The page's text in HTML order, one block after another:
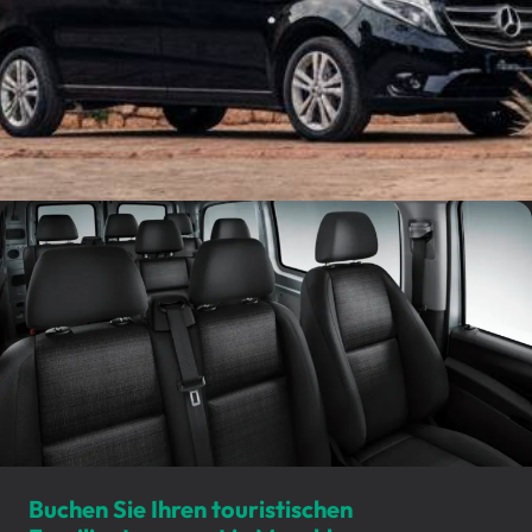
Buchen Sie Ihren touristischen